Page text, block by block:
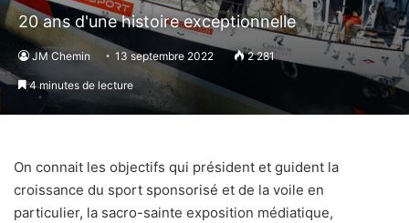
20 ans d'une histoire exceptionnelle
JM Chemin 13 septembre 2022 2 281
4 minutes de lecture
On connait les objectifs qui président et guident la
croissance du sport sponsorisé et de la voile en
particulier, la sacro-sainte exposition médiatique,